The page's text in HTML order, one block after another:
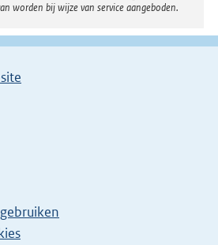
worden bij wijze van service aangeboden.